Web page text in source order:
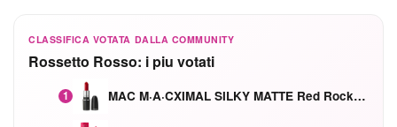
CLASSIFICA VOTATA DALLA COMMUNITY
Rossetto Rosso: i piu votati
1 MAC M·A·CXIMAL SILKY MATTE Red Rock mat